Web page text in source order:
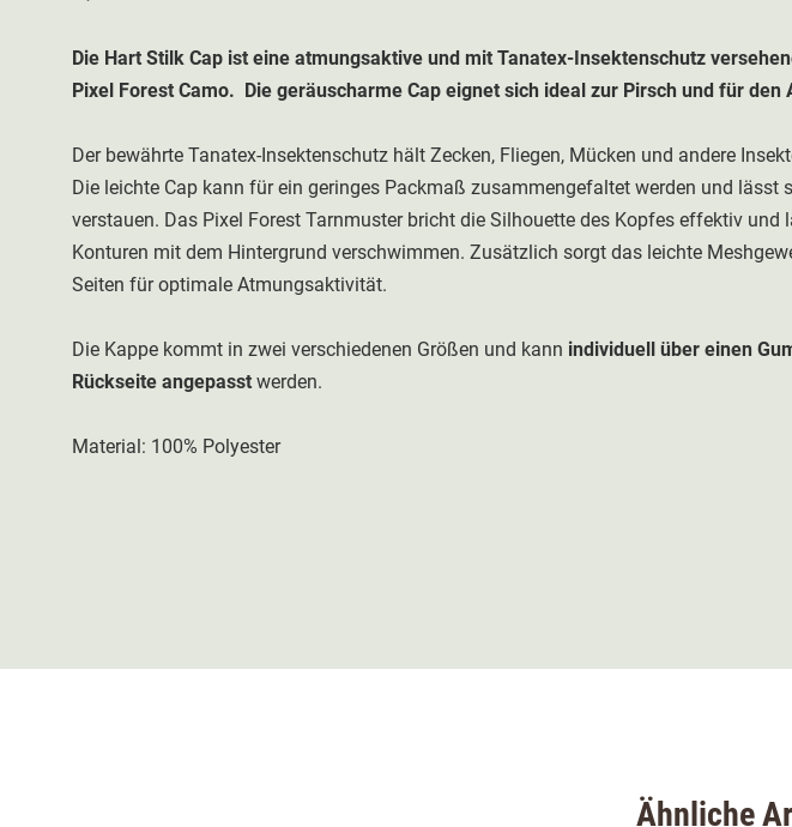
Die Hart Stilk Cap ist eine atmungsaktive und mit Tanatex-Insektenschutz
Pixel Forest Camo. Die geräuscharme Cap eignet sich ideal zur Pirsch und für den
Der bewährte Tanatex-Insektenschutz hält Zecken, Fliegen, Mücken und andere
Die leichte Cap kann für ein geringes Packmaß zusammengefaltet werden und lässt
verstauen. Das Pixel Forest Tarnmuster bricht die Silhouette des Kopfes effektiv und
Konturen mit dem Hintergrund verschwimmen. Zusätzlich sorgt das leichte
Seiten für optimale Atmungsaktivität.
Die Kappe kommt in zwei verschiedenen Größen und kann individuell über einen
Rückseite angepasst werden.
Material: 100% Polyester
Ähnliche